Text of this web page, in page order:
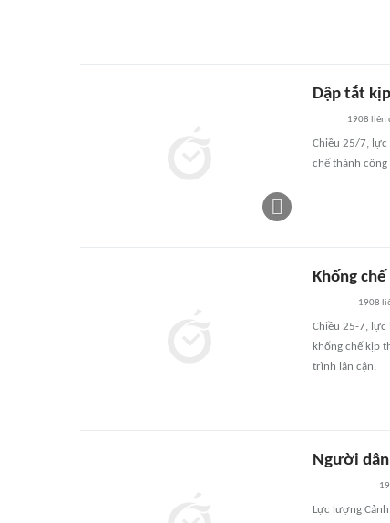
Dập tắt
1908 liên
Chiều 25/7, lực
chế thành
Khống
1908
Chiều 25-7, lực
khống chế kịp
trình lân cận.
Người
Lực lượng